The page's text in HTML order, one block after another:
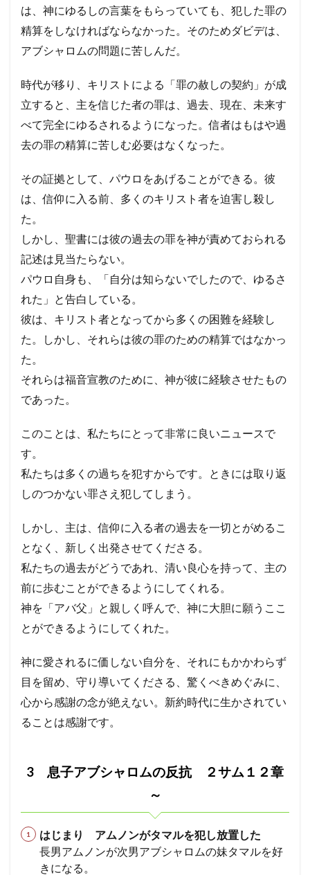
は、神にゆるしの言葉をもらっていても、犯した罪の
精算をしなければならなかった。そのためダビデは、
アブシャロムの問題に苦しんだ。
時代が移り、キリストによる「罪の赦しの契約」が成
立すると、主を信じた者の罪は、過去、現在、未来す
べて完全にゆるされるようになった。信者はもはや過
去の罪の精算に苦しむ必要はなくなった。
その証拠として、パウロをあげることができる。彼
は、信仰に入る前、多くのキリスト者を迫害し殺し
た。
しかし、聖書には彼の過去の罪を神が責めておられる
記述は見当たらない。
パウロ自身も、「自分は知らないでしたので、ゆるさ
れた」と告白している。
彼は、キリスト者となってから多くの困難を経験し
た。しかし、それらは彼の罪のための精算ではなかっ
た。
それらは福音宣教のために、神が彼に経験させたもの
であった。
このことは、私たちにとって非常に良いニュースで
す。
私たちは多くの過ちを犯すからです。ときには取り返
しのつかない罪さえ犯してしまう。
しかし、主は、信仰に入る者の過去を一切とがめるこ
となく、新しく出発させてくださる。
私たちの過去がどうであれ、清い良心を持って、主の
前に歩むことができるようにしてくれる。
神を「アバ父」と親しく呼んで、神に大胆に願うここ
とができるようにしてくれた。
神に愛されるに価しない自分を、それにもかかわらず
目を留め、守り導いてくださる、驚くべきめぐみに、
心から感謝の念が絶えない。新約時代に生かされてい
ることは感謝です。
3 息子アブシャロムの反抗 ２サム１２章
～
はじまり アムノンがタマルを犯し放置した
長男アムノンが次男アブシャロムの妹タマルを好
きになる。